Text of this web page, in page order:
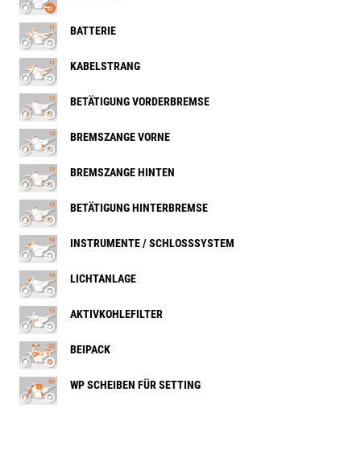
BATTERIE
KABELSTRANG
BETÄTIGUNG VORDERBREMSE
BREMSZANGE VORNE
BREMSZANGE HINTEN
BETÄTIGUNG HINTERBREMSE
INSTRUMENTE / SCHLOSSSYSTEM
LICHTANLAGE
AKTIVKOHLEFILTER
BEIPACK
WP SCHEIBEN FÜR SETTING